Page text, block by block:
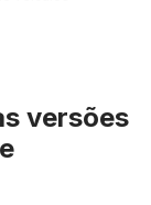
versões